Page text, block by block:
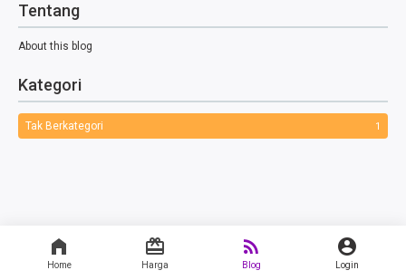
Home Harga Blog Login
Tentang
About this blog
Kategori
Tak Berkategori 1